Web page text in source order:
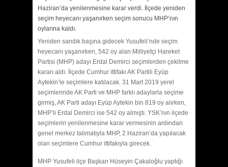
Haziran’da yenilenmesine karar verdi. İlçede yeniden
seçim heyecanı yaşanırken seçim sonucu MHP’nın
oylarına kaldı.
Yeniden sandık başına gidecek Yusufeli’nde seçim
heyecanı yaşanırken, 542 oy alan Milliyetçi Hareket
Partisi (MHP) adayı Erdal Demirci seçimlerden çekilme
kararı aldı. İlçede Cumhur ittifakı AK Partili Eyüp
Aytekin’le seçimlere katılacak. 31 Mart 2019 yerel
seçimlerinde AK Parti ve MHP farklı adaylarla seçime
girmiş, AK Parti adayı Eyüp Aytekin bin 819 oy alırken,
MHP’li Erdal Demirci ise 542 oy almıştı. YSK’nın ilçede
seçimlerin yenilenmesine karar vermesinin ardından
genel merkez talimatıyla MHP, 2 Haziran’da yapılacak
olan seçimlere Cumhur ittifakıyla girecek.
MHP Yusufeli ilçe Başkan Hüseyin Çakaloğlu yaptığı